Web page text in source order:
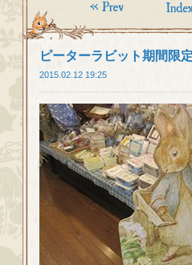
ピーターラビット期間限
2015.02.12 19:25